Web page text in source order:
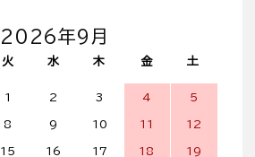
2026年9月
火 水 木 金 土
1 2 3 4 5
8 9 10 11 12
15 16 17 18 19